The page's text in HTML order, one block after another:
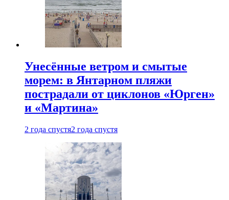
Унесённые ветром и смытые
морем: в Янтарном пляжи
пострадали от циклонов «Юрген»
и «Мартина»
2 года спустя2 года спустя